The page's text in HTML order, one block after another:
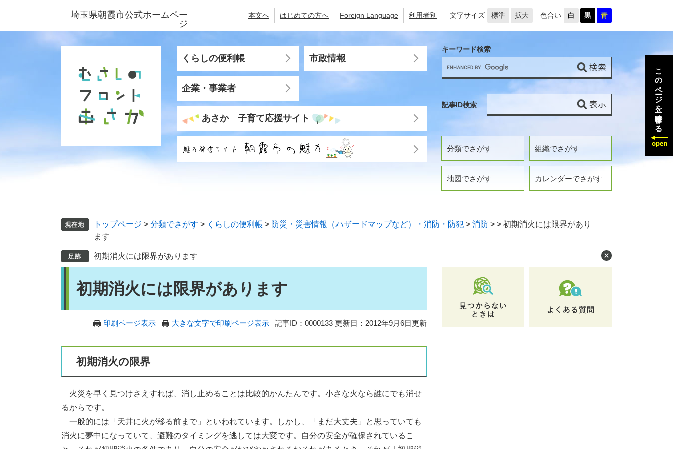
ジ
ュ
埼玉県朝霞市公式ホームペー
ジ
本文へ はじめての方へ Foreign Language 利用者別 文字サイズ 標準 拡大 色合い 白 黒 青
くらしの便利帳 市政情報
企業・事業者
あさか 子育て応援サイト
分類でさがす 組織でさがす
地図でさがす カレンダーでさがす
キーワード検索
記事ID検索
トップページ > 分類でさがす > くらしの便利帳 > 防災・災害情報（ハザードマップなど）・消防・防犯 > 消防 > > 初期消火には限界があり
ます
初期消火には限界があります
初期消火には限界があります
印刷ページ表示 大きな文字で印刷ページ表示 記事ID：0000133 更新日：2012年9月6日更新
初期消火の限界
火災を早く見つけさえすれば、消し止めることは比較的かんたんです。小さな火なら誰にでも消せ
るからです。
一般的には「天井に火が移る前まで」といわれています。しかし、「まだ大丈夫」と思っていても
消火に夢中になっていて、避難のタイミングを逃しては大変です。自分の安全が確保されているこ
このページを一時保存する